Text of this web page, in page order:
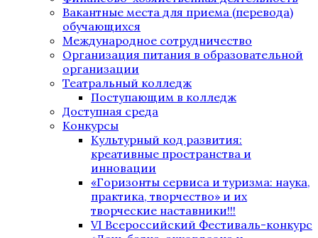
Вакантные места для приема (перевода)
обучающихся
Международное сотрудничество
Организация питания в образовательной
организации
Театральный колледж
Поступающим в колледж
Доступная среда
Конкурсы
Культурный код развития:
креативные пространства и
инновации
«Горизонты сервиса и туризма: наука,
практика, творчество» и их
творческие наставники!!!
VI Всероссийский Фестиваль-конкурс